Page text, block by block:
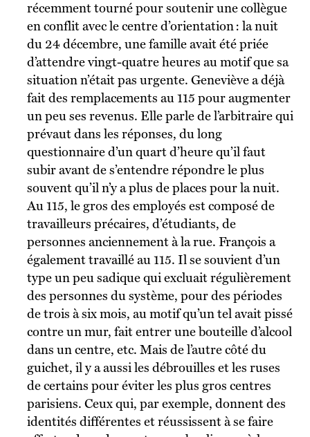
récemment tourné pour soutenir une collègue
en conflit avec le centre d’orientation : la nuit
du 24 décembre, une famille avait été priée
d’attendre vingt-quatre heures au motif que sa
situation n’était pas urgente. Geneviève a déjà
fait des remplacements au 115 pour augmenter
un peu ses revenus. Elle parle de l’arbitraire qui
prévaut dans les réponses, du long
questionnaire d’un quart d’heure qu’il faut
subir avant de s’entendre répondre le plus
souvent qu’il n’y a plus de places pour la nuit.
Au 115, le gros des employés est composé de
travailleurs précaires, d’étudiants, de
personnes anciennement à la rue. François a
également travaillé au 115. Il se souvient d’un
type un peu sadique qui excluait régulièrement
des personnes du système, pour des périodes
de trois à six mois, au motif qu’un tel avait pissé
contre un mur, fait entrer une bouteille d’alcool
dans un centre, etc. Mais de l’autre côté du
guichet, il y a aussi les débrouilles et les ruses
de certains pour éviter les plus gros centres
parisiens. Ceux qui, par exemple, donnent des
identités différentes et réussissent à se faire